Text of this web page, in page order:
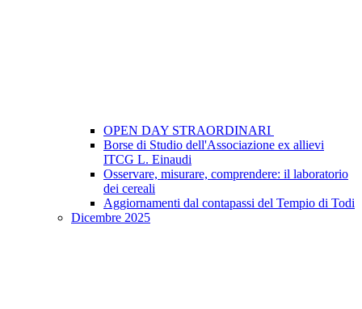
OPEN DAY STRAORDINARI
Borse di Studio dell'Associazione ex allievi
ITCG L. Einaudi
Osservare, misurare, comprendere: il laboratorio
dei cereali
Aggiornamenti dal contapassi del Tempio di Todi
Dicembre 2025